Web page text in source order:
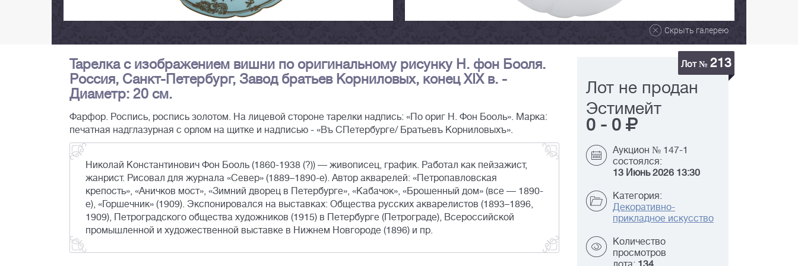
Скрыть галерею
Тарелка с изображением вишни по оригинальному рисунку Н. фон Бооля.
Россия, Санкт-Петербург, Завод братьев Корниловых, конец XIX в. -
Диаметр: 20 см.
Фарфор. Роспись, роспись золотом. На лицевой стороне тарелки надпись: «По ориг Н. Фон Бооль». Марка:
печатная надглазурная с орлом на щитке и надписью - «Въ СПетербурге/ Братьевъ Корниловыхъ».
Николай Константинович Фон Бооль (1860-1938 (?)) — живописец, график. Работал как пейзажист,
жанрист. Рисовал для журнала «Север» (1889–1890-е). Автор акварелей: «Петропавловская
крепость», «Аничков мост», «Зимний дворец в Петербурге», «Кабачок», «Брошенный дом» (все — 1890-
е), «Горшечник» (1909). Экспонировался на выставках: Общества русских акварелистов (1893–1896,
1909), Петроградского общества художников (1915) в Петербурге (Петрограде), Всероссийской
промышленной и художественной выставке в Нижнем Новгороде (1896) и пр.
Лот № 213
Лот не продан
Эстимейт
0 - 0
Аукцион № 147-1
состоялся:
13 Июнь 2026 13:30
Категория:
Декоративно-
прикладное искусство
Количество
просмотров